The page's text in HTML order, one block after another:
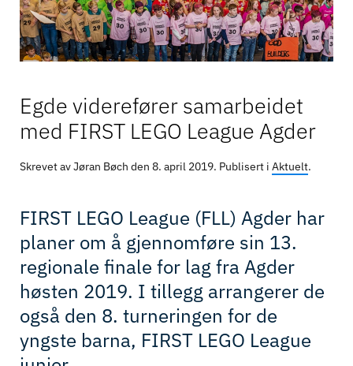
Egde viderefører samarbeidet
med FIRST LEGO League Agder
Skrevet av Jøran Bøch den 8. april 2019. Publisert i Aktuelt.
FIRST LEGO League (FLL) Agder har
planer om å gjennomføre sin 13.
regionale finale for lag fra Agder
høsten 2019. I tillegg arrangerer de
også den 8. turneringen for de
yngste barna, FIRST LEGO League